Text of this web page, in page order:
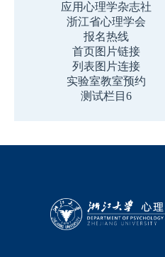
应用心理学杂志社
浙江省心理学会
报名热线
首页图片链接
列表图片连接
实验室教室预约
测试栏目6